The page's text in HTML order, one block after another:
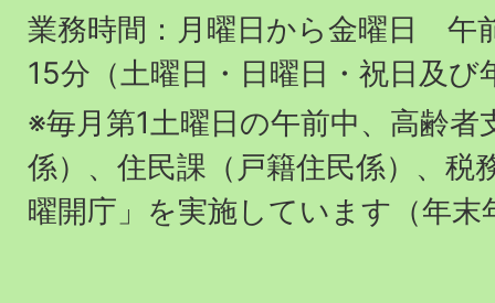
業務時間：月曜日から金曜日 午
15分（土曜日・日曜日・祝日及び
※毎月第1土曜日の午前中、高齢者
係）、住民課（戸籍住民係）、税
曜開庁」を実施しています（年末